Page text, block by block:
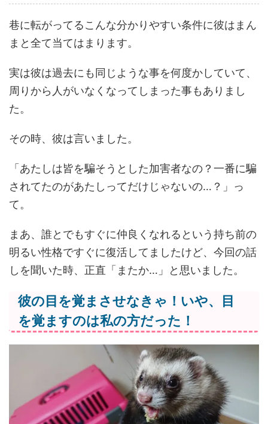
巷に転がってるこんな分かりやすい条件に彼はまん
まと全て当てはまります。
実は彼は過去にも同じような事を何度かしていて、
周りから人がいなくなってしまった事もありまし
た。
その時、彼は言いました。
「あたしは皆を騙そうとした加害者なの？一番に騙
されてたのがあたしってだけじゃないの…？」っ
て。
まあ、誰とでもすぐに仲良くなれるという持ち前の
明るい性格ですぐに復活してましたけど、今回の話
しを聞いた時、正直「またか…」と思いました。
彼の目を覚まさせなきゃ！いや、目
を覚ますのは私の方だった！